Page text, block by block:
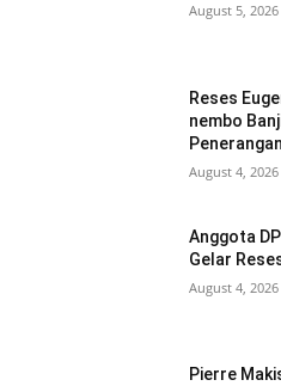
August 5, 2026
Reses
nembo
August 4, 2026
Anggota
Gelar
August 4, 2026
Pierre